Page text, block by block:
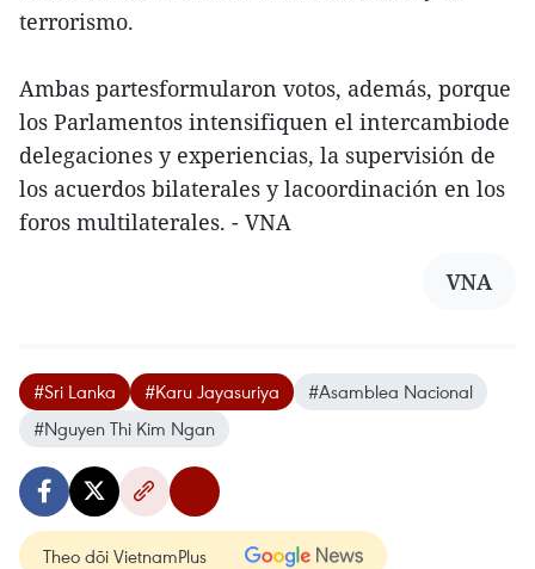
terrorismo.
Ambas partesformularon votos, además, porque
los Parlamentos intensifiquen el intercambiode
delegaciones y experiencias, la supervisión de
los acuerdos bilaterales y lacoordinación en los
foros multilaterales. - VNA
VNA
#Sri Lanka #Karu Jayasuriya
#Asamblea Nacional
#Nguyen Thi Kim Ngan
Theo dõi VietnamPlus